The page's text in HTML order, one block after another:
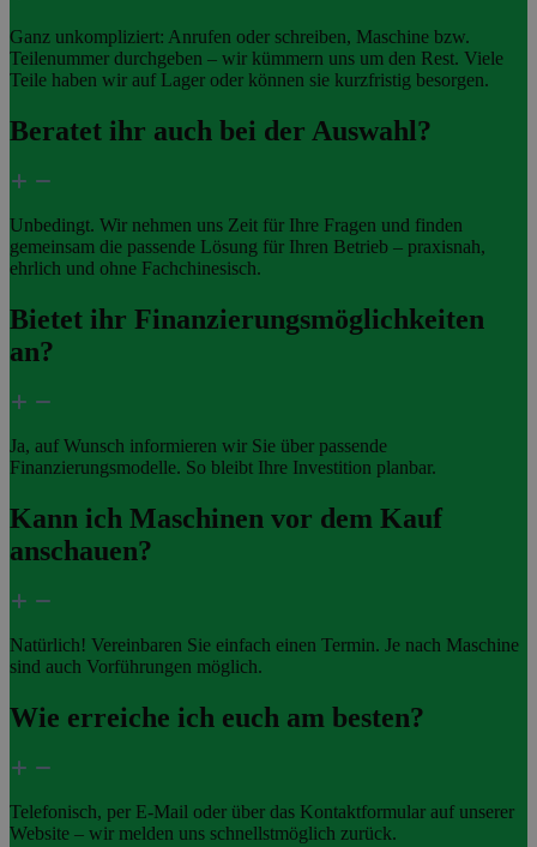
Ganz unkompliziert: Anrufen oder schreiben, Maschine bzw.
Teilenummer durchgeben – wir kümmern uns um den Rest. Viele
Teile haben wir auf Lager oder können sie kurzfristig besorgen.
Beratet ihr auch bei der Auswahl?
Unbedingt. Wir nehmen uns Zeit für Ihre Fragen und finden
gemeinsam die passende Lösung für Ihren Betrieb – praxisnah,
ehrlich und ohne Fachchinesisch.
Bietet ihr Finanzierungsmöglichkeiten
an?
Ja, auf Wunsch informieren wir Sie über passende
Finanzierungsmodelle. So bleibt Ihre Investition planbar.
Kann ich Maschinen vor dem Kauf
anschauen?
Natürlich! Vereinbaren Sie einfach einen Termin. Je nach Maschine
sind auch Vorführungen möglich.
Wie erreiche ich euch am besten?
Telefonisch, per E-Mail oder über das Kontaktformular auf unserer
Website – wir melden uns schnellstmöglich zurück.